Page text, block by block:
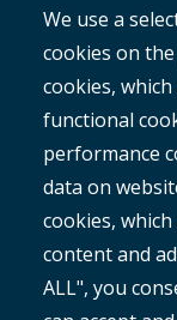
We use a
cookies on
cookies,
functional
performance
data on
cookies,
content and
ALL", youCopyright©